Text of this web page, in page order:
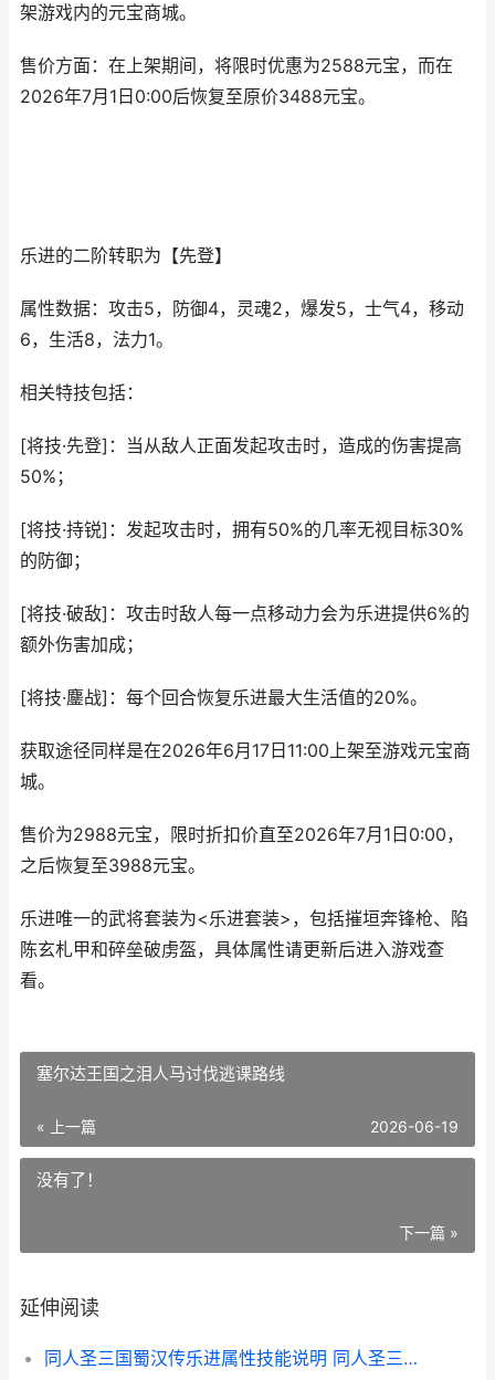
架游戏内的元宝商城。
售价方面：在上架期间，将限时优惠为2588元宝，而在
2026年7月1日0:00后恢复至原价3488元宝。
乐进的二阶转职为【先登】
属性数据：攻击5，防御4，灵魂2，爆发5，士气4，移动
6，生活8，法力1。
相关特技包括：
[将技·先登]：当从敌人正面发起攻击时，造成的伤害提高
50%；
[将技·持锐]：发起攻击时，拥有50%的几率无视目标30%
的防御；
[将技·破敌]：攻击时敌人每一点移动力会为乐进提供6%的
额外伤害加成；
[将技·鏖战]：每个回合恢复乐进最大生活值的20%。
获取途径同样是在2026年6月17日11:00上架至游戏元宝商
城。
售价为2988元宝，限时折扣价直至2026年7月1日0:00，
之后恢复至3988元宝。
乐进唯一的武将套装为<乐进套装>，包括摧垣奔锋枪、陷
陈玄札甲和碎垒破虏盔，具体属性请更新后进入游戏查
看。
塞尔达王国之泪人马讨伐逃课路线
« 上一篇 2026-06-19
没有了！
下一篇 »
延伸阅读
同人圣三国蜀汉传乐进属性技能说明 同人圣三国蜀汉传